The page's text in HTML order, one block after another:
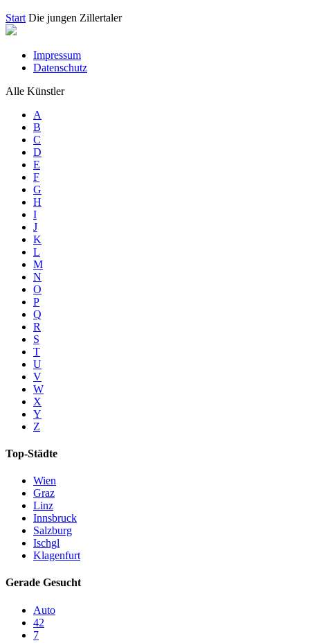
Start Die jungen Zillertaler
Impressum
Datenschutz
Alle Künstler
A
B
C
D
E
F
G
H
I
J
K
L
M
N
O
P
Q
R
S
T
U
V
W
X
Y
Z
Top-Städte
Wien
Graz
Linz
Innsbruck
Salzburg
Ischgl
Klagenfurt
Gerade Gesucht
Auto
42
7